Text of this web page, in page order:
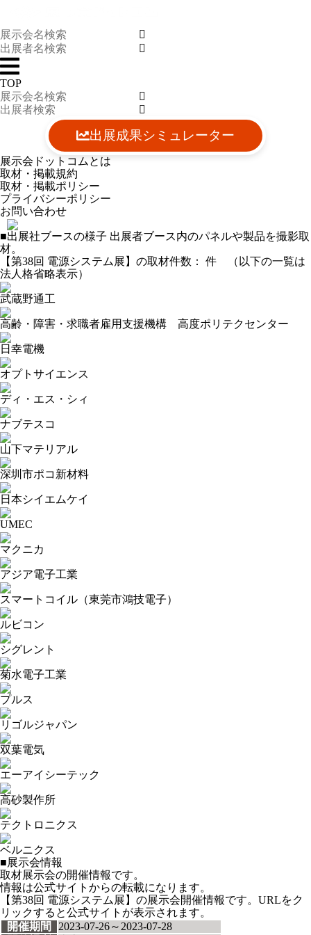
TOP
出展成果シミュレーター
展示会ドットコムとは
取材・掲載規約
取材・掲載ポリシー
プライバシーポリシー
お問い合わせ
■出展社ブースの様子 出展者ブース内のパネルや製品を撮影取
材。
【第38回 電源システム展】の取材件数：
件 （以下の一覧は
法人格省略表示）
武蔵野通工
高齢・障害・求職者雇用支援機構 高度ポリテクセンター
日幸電機
オプトサイエンス
ディ・エス・シィ
ナブテスコ
山下マテリアル
深圳市ポコ新材料
日本シイエムケイ
UMEC
マクニカ
アジア電子工業
スマートコイル（東莞市鴻技電子）
ルビコン
シグレント
菊水電子工業
プルス
リゴルジャパン
双葉電気
エーアイシーテック
高砂製作所
テクトロニクス
ベルニクス
■展示会情報
取材展示会の開催情報です。
情報は公式サイトからの転載になります。
【第38回 電源システム展】の展示会開催情報です。URLをク
リックすると公式サイトが表示されます。
開催期間
2023-07-26～2023-07-28